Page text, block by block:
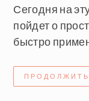
Сегодня на
пойдет о
быстро